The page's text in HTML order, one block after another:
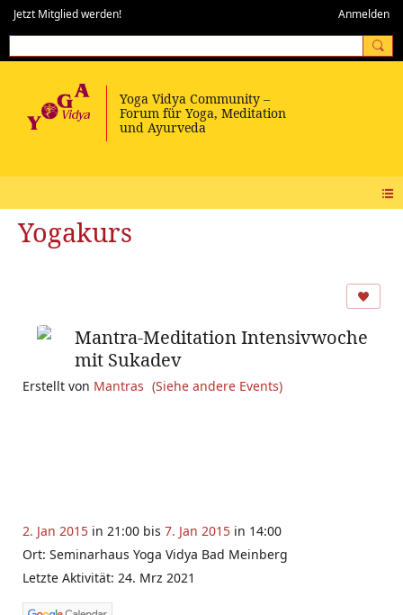
Jetzt Mitglied werden! Anmelden
Yogakurs
Mantra-Meditation Intensivwoche
mit Sukadev
Erstellt von Mantras (Siehe andere Events)
2. Jan 2015 in 21:00 bis 7. Jan 2015 in 14:00
Ort: Seminarhaus Yoga Vidya Bad Meinberg
Letzte Aktivität: 24. Mrz 2021